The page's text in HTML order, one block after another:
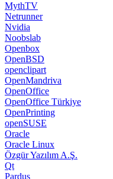
MythTV
Netrunner
Nvidia
Noobslab
Openbox
OpenBSD
openclipart
OpenMandriva
OpenOffice
OpenOffice Türkiye
OpenPrinting
openSUSE
Oracle
Oracle Linux
Özgür Yazılım A.Ş.
Qt
Pardus